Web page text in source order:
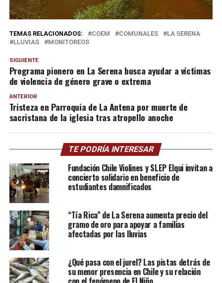
TEMAS RELACIONADOS: COEM COMUNALES
LA SERENA
LLUVIAS
MONITOREOS
SIGUIENTE
Programa pionero en La Serena busca ayudar a víctimas
de violencia de género grave o extrema
ANTERIOR
Tristeza en Parroquia de La Antena por muerte de
sacristana de la iglesia tras atropello anoche
TE PODRÍA INTERESAR
Fundación Chile Violines y SLEP Elqui invitan a
concierto solidario en beneficio de
estudiantes damnificados
“Tía Rica” de La Serena aumenta precio del
gramo de oro para apoyar a familias
afectadas por las lluvias
¿Qué pasa con el jurel? Las pistas detrás de
su menor presencia en Chile y su relación